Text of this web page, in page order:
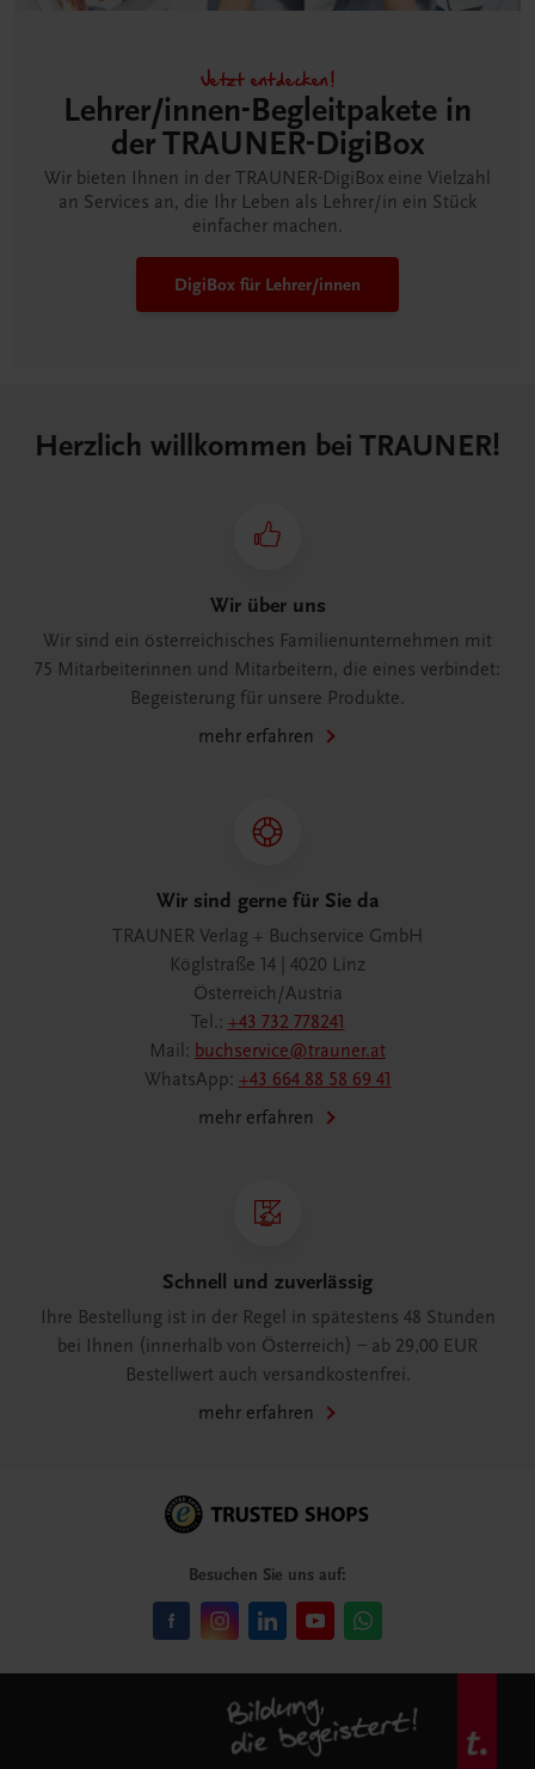
Jetzt entdecken!
Lehrer/innen-Begleitpakete in
der TRAUNER-DigiBox
Wir bieten Ihnen in der TRAUNER-DigiBox eine Vielzahl
an Services an, die Ihr Leben als Lehrer/in ein Stück
einfacher machen.
DigiBox für Lehrer/innen
Herzlich willkommen bei TRAUNER!
Wir über uns
Wir sind ein österreichisches Familienunternehmen mit
75 Mitarbeiterinnen und Mitarbeitern, die eines verbindet:
Begeisterung für unsere Produkte.
mehr erfahren
Wir sind gerne für Sie da
TRAUNER Verlag + Buchservice GmbH
Köglstraße 14 | 4020 Linz
Österreich/Austria
Tel.: +43 732 778241
Mail: buchservice@trauner.at
WhatsApp: +43 664 88 58 69 41
mehr erfahren
Schnell und zuverlässig
Ihre Bestellung ist in der Regel in spätestens 48 Stunden
bei Ihnen (innerhalb von Österreich) – ab 29,00 EUR
Bestellwert auch versandkostenfrei.
mehr erfahren
Besuchen Sie uns auf: